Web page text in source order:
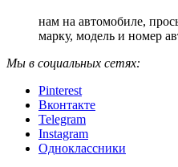
нам на автомобиле,
марку, модель и номер
Мы в социальных сетях:
Pinterest
Вконтакте
Telegram
Instagram
Одноклассники